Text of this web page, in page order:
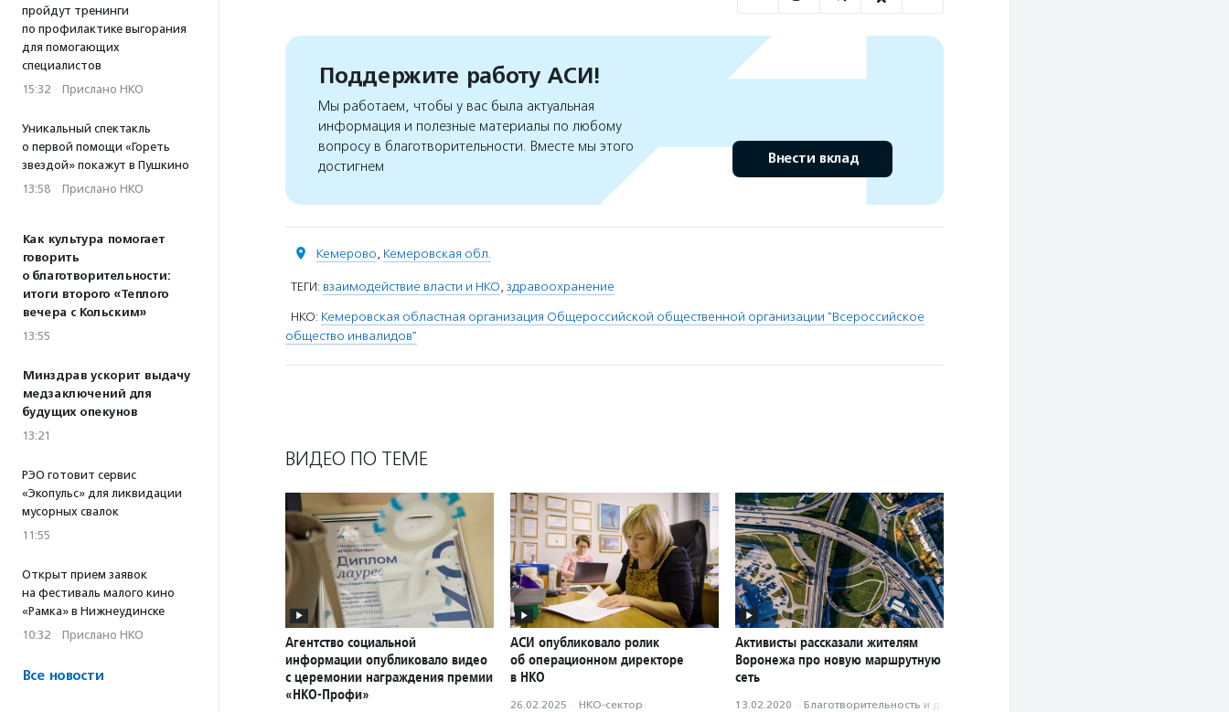
пройдут тренинги
по профилактике выгорания
для помогающих
специалистов
15:32 · Прислано НКО
Уникальный спектакль
о первой помощи «Гореть
звездой» покажут в Пушкино
13:58 · Прислано НКО
Как культура помогает
говорить
о благотворительности:
итоги второго «Теплого
вечера с Кольским»
13:55
Минздрав ускорит выдачу
медзаключений для
будущих опекунов
13:21
РЭО готовит сервис
«Экопульс» для ликвидации
мусорных свалок
11:55
Открыт прием заявок
на фестиваль малого кино
«Рамка» в Нижнеудинске
10:32 · Прислано НКО
Все новости
Поддержите работу АСИ!
Мы работаем, чтобы у вас была актуальная
информация и полезные материалы по любому
вопросу в благотворительности. Вместе мы этого
достигнем
Внести вклад
Кемерово, Кемеровская обл.
ТЕГИ: взаимодействие власти и НКО, здравоохранение
НКО: Кемеровская областная организация Общероссийской общественной организации "Всероссийское
общество инвалидов"
ВИДЕО ПО ТЕМЕ
Агентство социальной
информации опубликовало видео
с церемонии награждения премии
«НКО-Профи»
АСИ опубликовало ролик
об операционном директоре
в НКО
26.02.2025 · НКО-сектор
Активисты рассказали жителям
Воронежа про новую маршрутную
сеть
13.02.2020 · Благотвори­тель­ность и доброволь­чест­во